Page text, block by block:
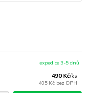
490 Kč/ks
405 Kč bez DPH
expedice 3-5 dnů